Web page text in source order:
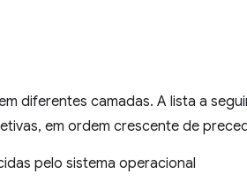
diferentes camadas. A lista a
em ordem crescente de
pelo sistema operacional